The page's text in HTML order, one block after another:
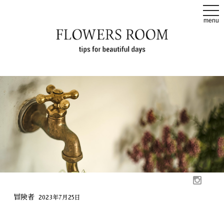
t
o
g
i
o
menu
冒険者 2023年7月25日